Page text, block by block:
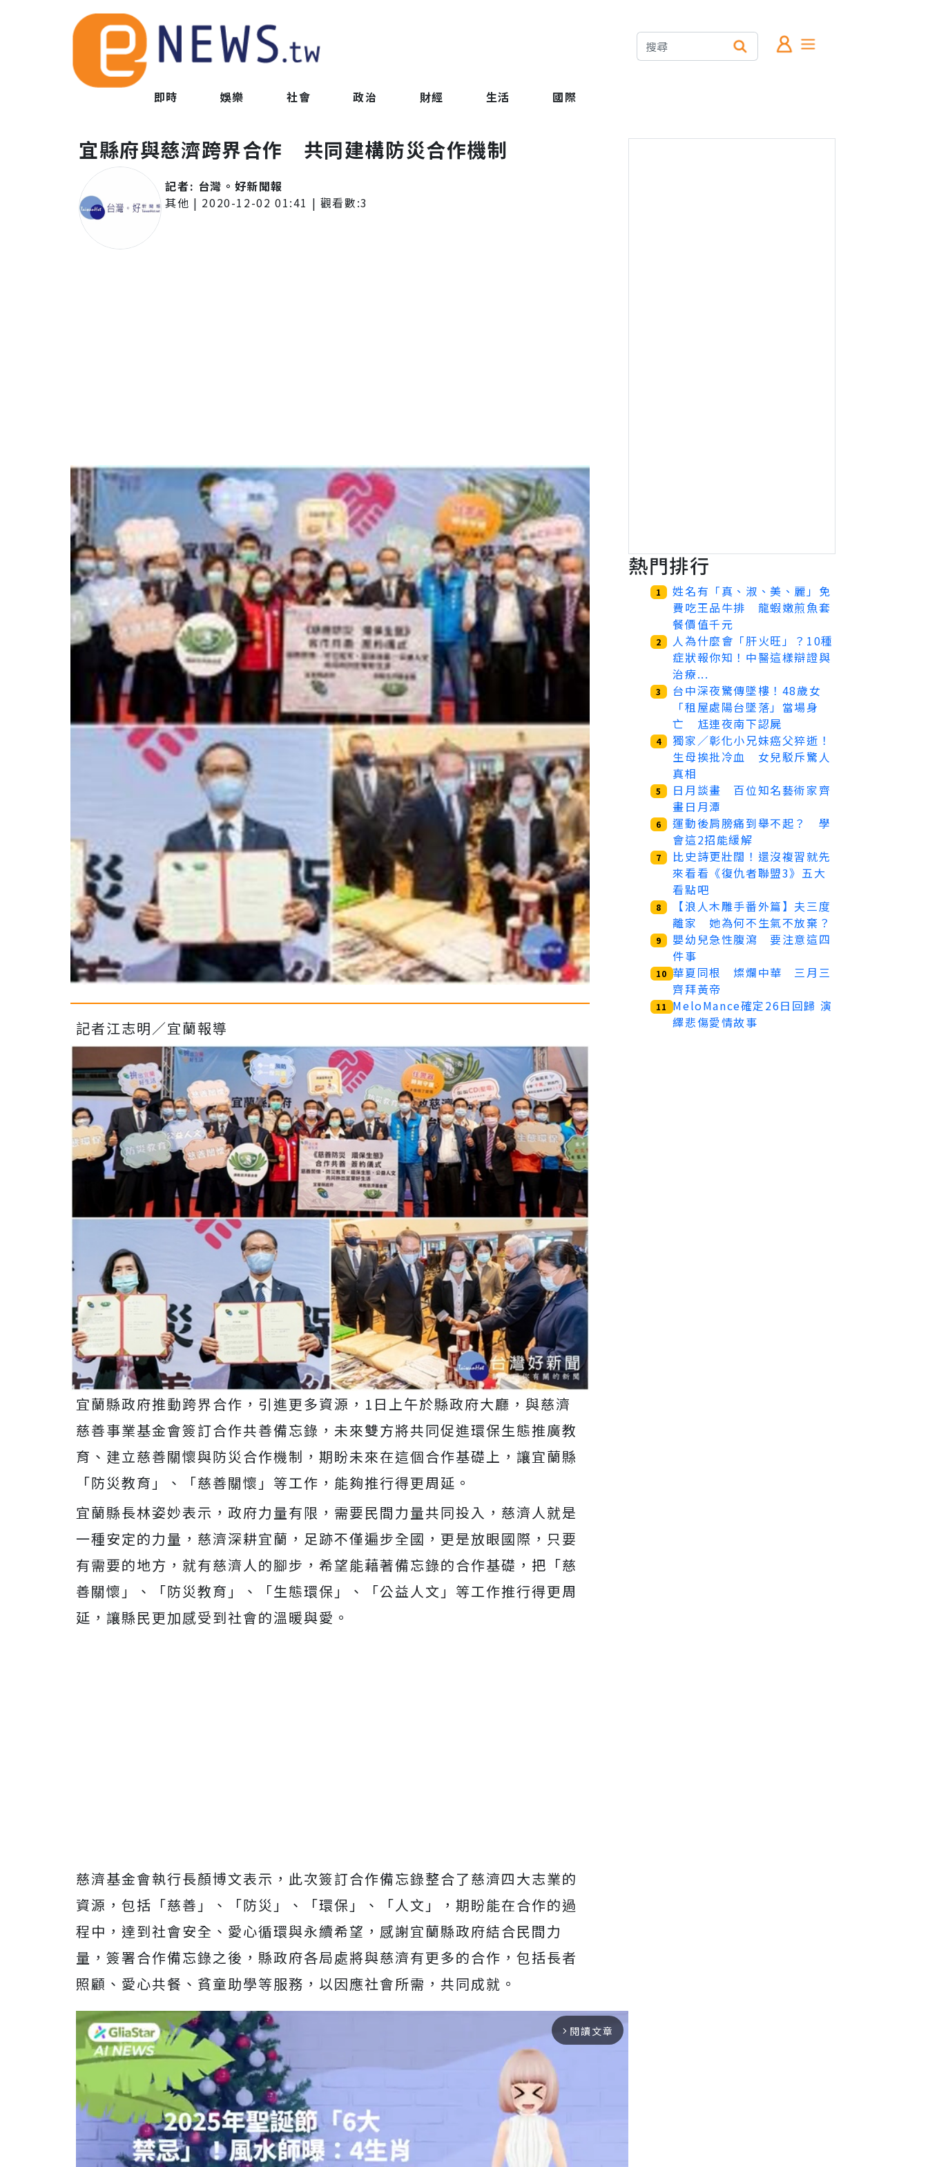
即時 娛樂 社會 政治 財經 生活 國際
宜縣府與慈濟跨界合作 共同建構防災合作機制
記者: 台灣。好新聞報
其他 | 2020-12-02 01:41 | 觀看數:3
記者江志明／宜蘭報導
宜蘭縣政府推動跨界合作，引進更多資源，1日上午於縣政府大廳，與慈濟
慈善事業基金會簽訂合作共善備忘錄，未來雙方將共同促進環保生態推廣教
育、建立慈善關懷與防災合作機制，期盼未來在這個合作基礎上，讓宜蘭縣
「防災教育」、「慈善關懷」等工作，能夠推行得更周延。
宜蘭縣長林姿妙表示，政府力量有限，需要民間力量共同投入，慈濟人就是
一種安定的力量，慈濟深耕宜蘭，足跡不僅遍步全國，更是放眼國際，只要
有需要的地方，就有慈濟人的腳步，希望能藉著備忘錄的合作基礎，把「慈
善關懷」、「防災教育」、「生態環保」、「公益人文」等工作推行得更周
延，讓縣民更加感受到社會的溫暖與愛。
慈濟基金會執行長顏博文表示，此次簽訂合作備忘錄整合了慈濟四大志業的
資源，包括「慈善」、「防災」、「環保」、「人文」，期盼能在合作的過
程中，達到社會安全、愛心循環與永續希望，感謝宜蘭縣政府結合民間力
量，簽署合作備忘錄之後，縣政府各局處將與慈濟有更多的合作，包括長者
照顧、愛心共餐、貧童助學等服務，以因應社會所需，共同成就。
arrow_forward_ios 閱讀文章
熱門排行
1
姓名有「真、淑、美、麗」免
費吃王品牛排 龍蝦嫩煎魚套
餐價值千元
2
人為什麼會「肝火旺」？10種
症狀報你知！中醫這樣辯證與
治療...
3
台中深夜驚傳墜樓！48歲女
「租屋處陽台墜落」當場身
亡 尪連夜南下認屍
4
獨家／彰化小兄妹癌父猝逝！
生母挨批冷血 女兒駁斥驚人
真相
5
日月談畫 百位知名藝術家齊
畫日月潭
6
運動後肩膀痛到舉不起？ 學
會這2招能緩解
7
比史詩更壯闊！還沒複習就先
來看看《復仇者聯盟3》五大
看點吧
8
【浪人木雕手番外篇】夫三度
離家 她為何不生氣不放棄？
9
嬰幼兒急性腹瀉 要注意這四
件事
10 華夏同根 燦爛中華 三月三
齊拜黃帝
11
MeloMance確定26日回歸 演
繹悲傷愛情故事